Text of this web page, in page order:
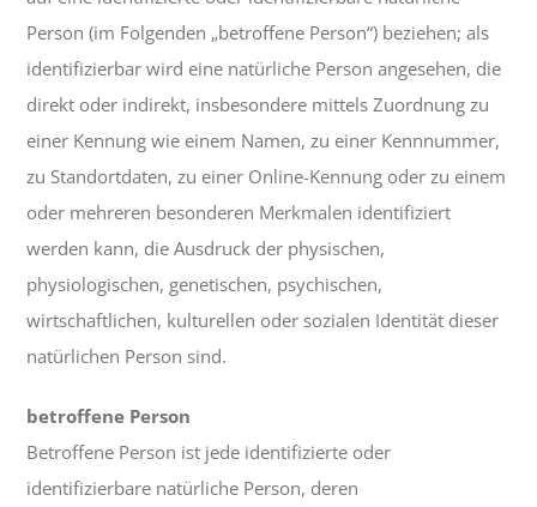
Person (im Folgenden „betroffene Person“) beziehen; als
identifizierbar wird eine natürliche Person angesehen, die
direkt oder indirekt, insbesondere mittels Zuordnung zu
einer Kennung wie einem Namen, zu einer Kennnummer,
zu Standortdaten, zu einer Online-Kennung oder zu einem
oder mehreren besonderen Merkmalen identifiziert
werden kann, die Ausdruck der physischen,
physiologischen, genetischen, psychischen,
wirtschaftlichen, kulturellen oder sozialen Identität dieser
natürlichen Person sind.
betroffene Person
Betroffene Person ist jede identifizierte oder
identifizierbare natürliche Person, deren